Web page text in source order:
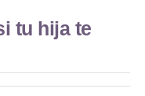
tu hija te